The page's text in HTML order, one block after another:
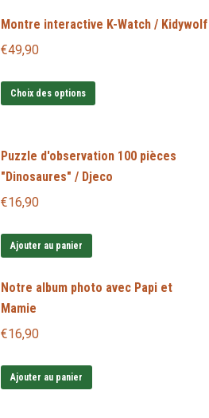
Montre interactive K-Watch / Kidywolf
€49,90
Choix des options
plusieurs
variations.
choisies
Puzzle d'observation 100 pièces
"Dinosaures" / Djeco
€16,90
Ajouter au panier
Notre album photo avec Papi et
Mamie
€16,90
Ajouter au panier